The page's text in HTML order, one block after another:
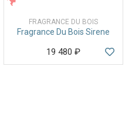
FRAGRANCE DU BOIS
Fragrance Du Bois Sirene
19 480 ₽